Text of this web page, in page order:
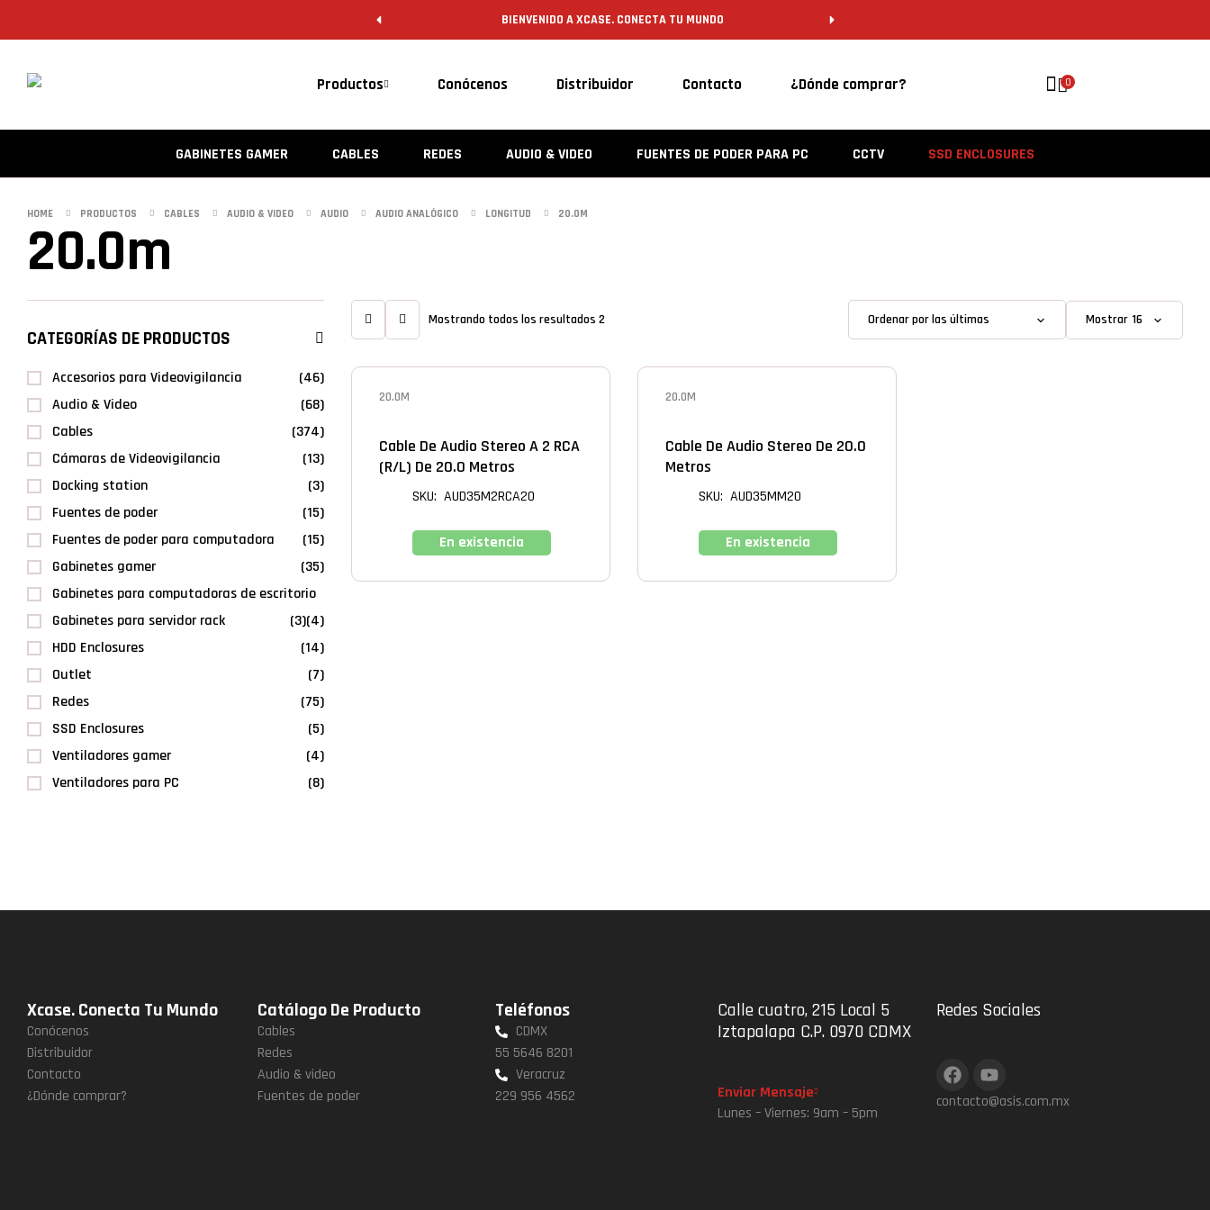
BIENVENIDO A XCASE. CONECTA TU MUNDO
Productos Conócenos Distribuidor Contacto ¿Dónde comprar? 0
GABINETES GAMER CABLES REDES AUDIO & VIDEO FUENTES DE PODER PARA PC CCTV SSD ENCLOSURES
HOME PRODUCTOS CABLES AUDIO & VIDEO AUDIO AUDIO ANALÓGICO LONGITUD 20.0M
20.0m
Mostrando todos los resultados 2 Mostrar
20.0M
Cable De Audio Stereo A 2 RCA
(R/L) De 20.0 Metros
SKU: AUD35M2RCA20
En existencia
20.0M
Cable De Audio Stereo De 20.0
Metros
SKU: AUD35MM20
En existencia
CATEGORÍAS DE PRODUCTOS
Accesorios para Videovigilancia
(46)
Audio & Video
(68)
Cables
(374)
Cámaras de Videovigilancia
(13)
Docking station
(3)
Fuentes de poder
(15)
Fuentes de poder para computadora
(15)
Gabinetes gamer
(35)
Gabinetes para computadoras de escritorio
(4)
Gabinetes para servidor rack
(3)
HDD Enclosures
(14)
Outlet
(7)
Redes
(75)
SSD Enclosures
(5)
Ventiladores gamer
(4)
Ventiladores para PC
(8)
Xcase. Conecta Tu Mundo
Conócenos
Distribuidor
Contacto
¿Dónde comprar?
Catálogo De Producto
Cables
Redes
Audio & video
Fuentes de poder
Teléfonos
CDMX
55 5646 8201
Veracruz
229 956 4562
Calle cuatro, 215 Local 5
Iztapalapa C.P. 0970 CDMX
Enviar Mensaje
Lunes – Viernes: 9am – 5pm
Redes Sociales
contacto@asis.com.mx